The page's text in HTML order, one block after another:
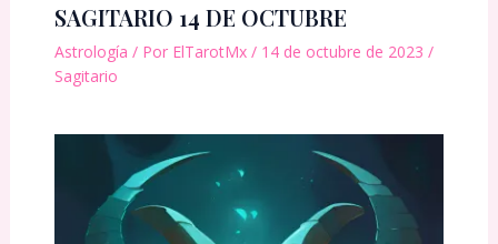
SAGITARIO 14 DE OCTUBRE
Astrología / Por ElTarotMx / 14 de octubre de 2023 /
Sagitario